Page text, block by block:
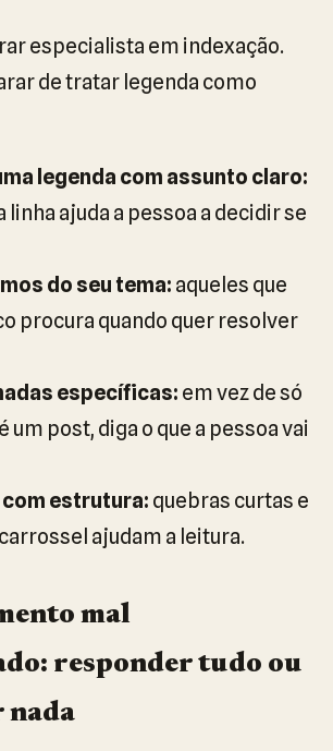
especialista em indexação.
de tratar legenda como
legenda com assunto claro:
linha ajuda a pessoa a decidir se
do seu tema: aqueles que
procura quando quer resolver
específicas: em vez de só
um post, diga o que a pessoa vai
estrutura: quebras curtas e
ajudam a leitura.
mal
responder tudo ou
nada